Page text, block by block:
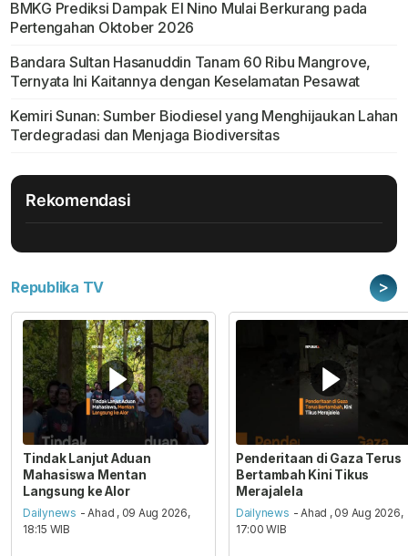
BMKG Prediksi Dampak El Nino Mulai Berkurang pada
Pertengahan Oktober 2026
Bandara Sultan Hasanuddin Tanam 60 Ribu Mangrove,
Ternyata Ini Kaitannya dengan Keselamatan Pesawat
Kemiri Sunan: Sumber Biodiesel yang Menghijaukan Lahan
Terdegradasi dan Menjaga Biodiversitas
Rekomendasi
Republika TV >
Tindak Lanjut Aduan
Mahasiswa Mentan
Langsung ke Alor
Dailynews - Ahad , 09 Aug 2026,
18:15 WIB
Penderitaan di Gaza Terus
Bertambah Kini Tikus
Merajalela
Dailynews - Ahad , 09 Aug 2026,
17:00 WIB